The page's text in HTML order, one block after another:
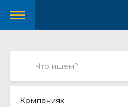
Компаниях